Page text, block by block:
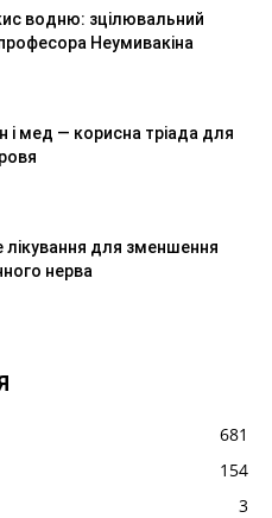
водню: зцілювальний
Неумивакіна
і мед — корисна тріада для
лікування для зменшення
нерва
681
154
3